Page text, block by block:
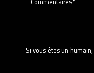
Si vous êtes un